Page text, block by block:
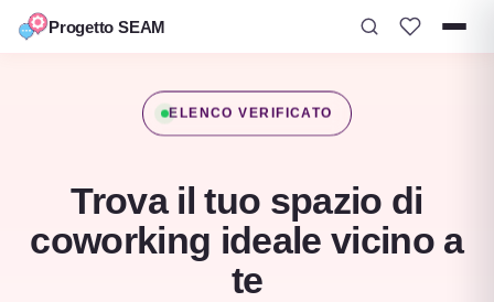
Progetto SEAM
ELENCO VERIFICATO
Trova il tuo spazio di
coworking ideale vicino a
te